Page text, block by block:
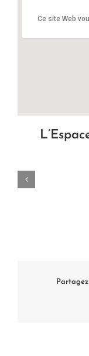
Ce site Web